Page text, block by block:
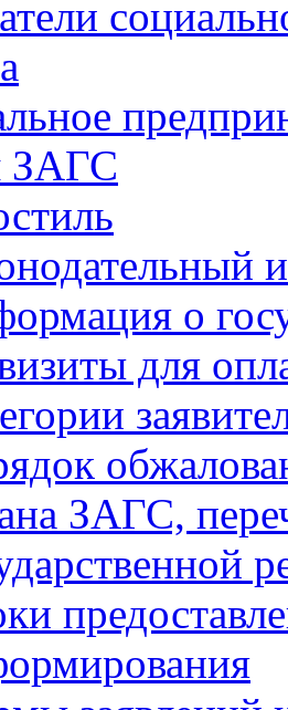
ЗАГС
о
для
ЗАГС,